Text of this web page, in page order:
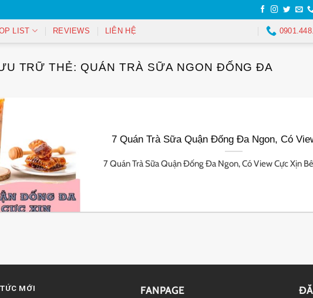
LIST REVIEWS LIÊN HỆ
TRỮ THẺ: QUÁN TRÀ SỮA NGON ĐỐNG ĐA
7 Quán Trà Sữa Quận Đống Đa Ngon, Có
7 Quán Trà Sữa Quận Đống Đa Ngon, Có View Cực Xịn
MỚI FANPAGE